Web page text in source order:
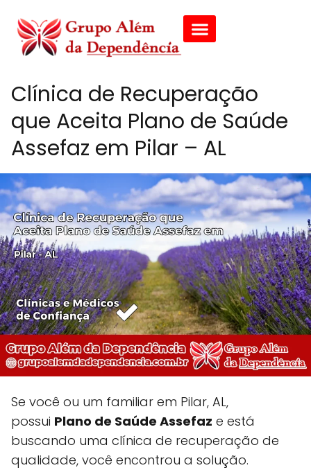
Clínica de Recuperação
que Aceita Plano de Saúde
Assefaz em Pilar – AL
Se você ou um familiar em Pilar, AL,
possui Plano de Saúde Assefaz e está
buscando uma clínica de recuperação de
qualidade, você encontrou a solução.